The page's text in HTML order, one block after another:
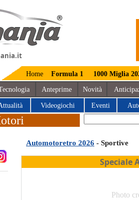
Home Formula 1 1000 Miglia
Anteprime Novità
Videogiochi Eventi
Automotoretro 2026 - Sportive
Speciale
Photo